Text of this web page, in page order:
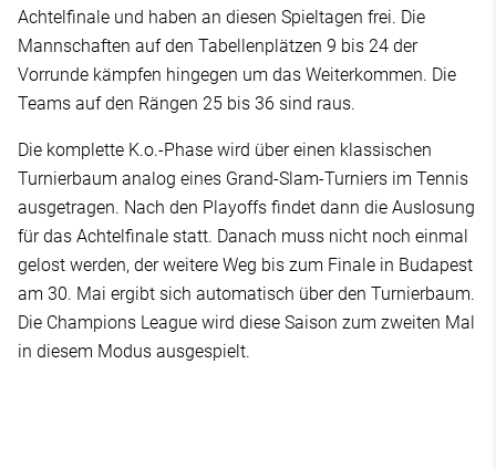
Achtelfinale und haben an diesen Spieltagen frei. Die
Mannschaften auf den Tabellenplätzen 9 bis 24 der
Vorrunde kämpfen hingegen um das Weiterkommen. Die
Teams auf den Rängen 25 bis 36 sind raus.
Die komplette K.o.-Phase wird über einen klassischen
Turnierbaum analog eines Grand-Slam-Turniers im Tennis
ausgetragen. Nach den Playoffs findet dann die Auslosung
für das Achtelfinale statt. Danach muss nicht noch einmal
gelost werden, der weitere Weg bis zum Finale in Budapest
am 30. Mai ergibt sich automatisch über den Turnierbaum.
Die Champions League wird diese Saison zum zweiten Mal
in diesem Modus ausgespielt.